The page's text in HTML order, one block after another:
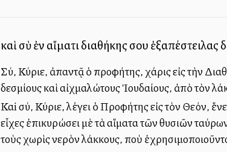
καὶ σὺ ἐν αἵματι διαθήκης σου
Σύ, Κύριε, ἀπαντᾷ ὁ προφήτης, χάρις εἰς τὴν
δεσμίους καὶ αἰχμαλώτους Ἰουδαίους, ἀπὸ τὸν
Καi σύ, Κύριε, λέγει ὁ Προφήτης εἰς τὸν Θεόν,
εἶχες ἐπικυρώσει μὲ τὰ αἵματα τῶν θυσιῶν
τοὺς χωρὶς νερὸν λάκκους, ποὺ